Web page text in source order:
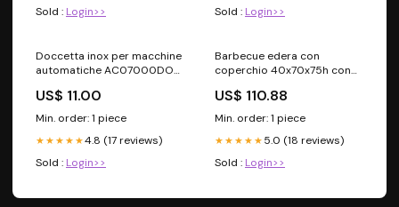
Sold : Login>>
Sold : Login>>
Doccetta inox per macchine
automatiche AC07000DO
US$ 11.00
Min. order: 1 piece
★★★★★4.8 (17 reviews)
Sold : Login>>
Barbecue edera con
coperchio 40x70x75h con
US$ 110.88
Min. order: 1 piece
★★★★★ 5.0 (18 reviews)
Sold : Login>>